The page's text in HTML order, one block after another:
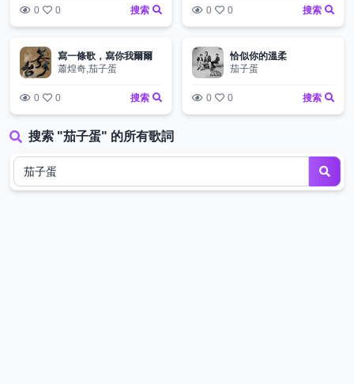
0 0 搜索 0 0 搜索
寫一條歌，寫你我爾爾
蕭煌奇,茄子蛋
0 0 搜索
恰似你的溫柔
茄子蛋
0 0 搜索
搜索 "茄子蛋" 的所有歌詞